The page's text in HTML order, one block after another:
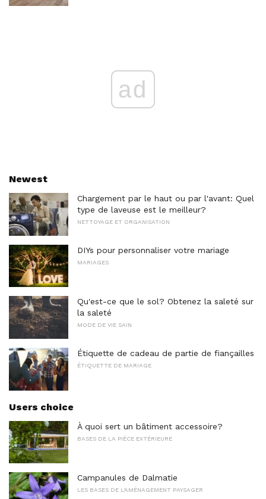
ad
Newest
Chargement par le haut ou par l'avant: Quel
type de laveuse est le meilleur?
NETTOYAGE ET ORGANISATION
DIYs pour personnaliser votre mariage
MARIAGES
Qu'est-ce que le sol? Obtenez la saleté sur
la saleté
MODE DE VIE SAIN
Étiquette de cadeau de partie de fiançailles
ÉTIQUETTE DE MARIAGE
Users choice
À quoi sert un bâtiment accessoire?
BASES DE LA PIÈCE EXTÉRIEURE
Campanules de Dalmatie
LES BASES DE L'AMÉNAGEMENT PAYSAGER